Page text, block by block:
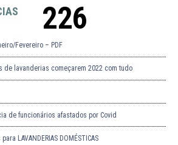
226
Fevereiro – PDF
de lavanderias começarem 2022 com tudo
de funcionários afastados por Covid
LAVANDERIAS DOMÉSTICAS